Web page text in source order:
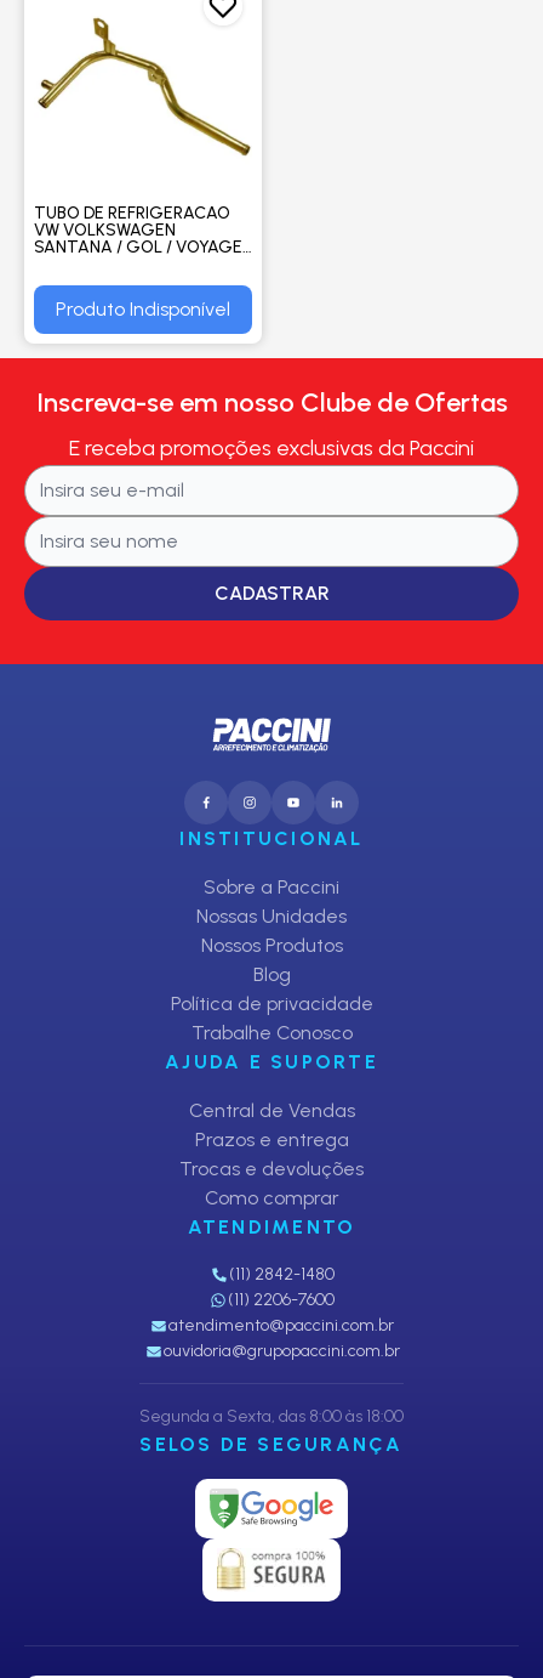
TUBO DE REFRIGERACAO
VW VOLKSWAGEN
SANTANA / GOL / VOYAGE /
QUENT - VALCLEI
Produto Indisponível
Inscreva-se em nosso Clube de Ofertas
E receba promoções exclusivas da Paccini
CADASTRAR
INSTITUCIONAL
Sobre a Paccini
Nossas Unidades
Nossos Produtos
Blog
Política de privacidade
Trabalhe Conosco
AJUDA E SUPORTE
Central de Vendas
Prazos e entrega
Trocas e devoluções
Como comprar
ATENDIMENTO
(11) 2842-1480
(11) 2206-7600
atendimento@paccini.com.br
ouvidoria@grupopaccini.com.br
Segunda a Sexta, das 8:00 às 18:00
SELOS DE SEGURANÇA